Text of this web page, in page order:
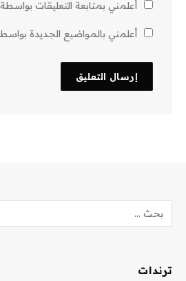
أعلمني بمتابعة التعليقات بواسطة
أعلمني بالمواضيع الجديدة بواسطة
ترندات